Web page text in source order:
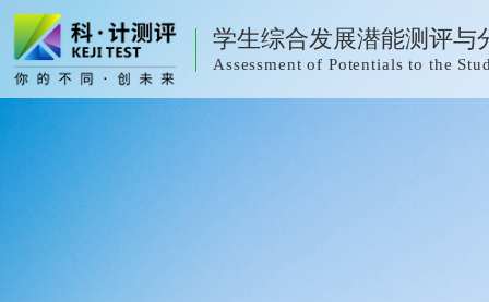
学生综合发展潜能测评与
Assessment of Potentials to the